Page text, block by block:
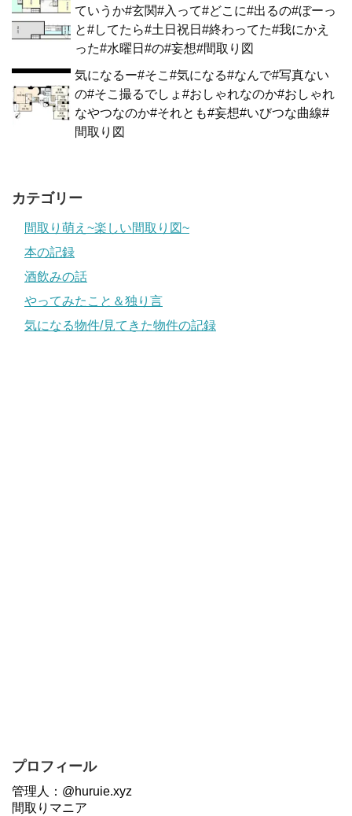
ていうか#玄関#入って#どこに#出るの#ぼーっ
と#してたら#土日祝日#終わってた#我にかえ
った#水曜日#の#妄想#間取り図
気になるー#そこ#気になる#なんで#写真ない
の#そこ撮るでしょ#おしゃれなのか#おしゃれ
なやつなのか#それとも#妄想#いびつな曲線#
間取り図
カテゴリー
間取り萌え~楽しい間取り図~
本の記録
酒飲みの話
やってみたこと＆独り言
気になる物件/見てきた物件の記録
プロフィール
管理人：@huruie.xyz
間取りマニア